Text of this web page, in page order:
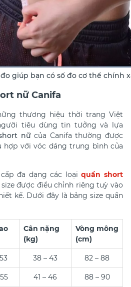
giúp bạn có số đo cơ thể chính
nữ Canifa
thương hiệu thời trang Việt
tiêu dùng tin tưởng và lựa
nữcủa Canifa thường được
hợp với vóc dáng trung bình của
đa dạng các loạiquần short
được điều chỉnh riêng tuỳ vào
kế. Dưới đây là bảng size quần
Cân nặng
(kg)
Vòng mông
(cm)
38 – 43 82 – 88
41 – 46 88 – 90